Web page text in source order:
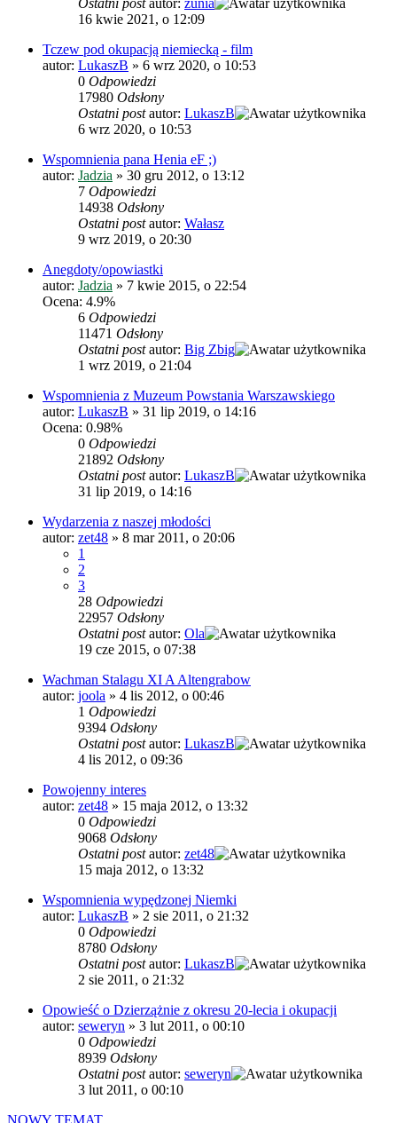
Ostatni postautor: zunia
16 kwie 2021, o 12:09
Tczew pod okupacją niemiecką - film
autor: LukaszB » 6 wrz 2020, o 10:53
0 Odpowiedzi
17980 Odsłony
Ostatni postautor: LukaszB
6 wrz 2020, o 10:53
Wspomnienia pana Henia eF ;)
autor: Jadzia » 30 gru 2012, o 13:12
7 Odpowiedzi
14938 Odsłony
Ostatni postautor: Wałasz
9 wrz 2019, o 20:30
Anegdoty/opowiastki
autor: Jadzia » 7 kwie 2015, o 22:54
Ocena: 4.9%
6 Odpowiedzi
11471 Odsłony
Ostatni postautor: Big Zbig
1 wrz 2019, o 21:04
Wspomnienia z Muzeum Powstania Warszawskiego
autor: LukaszB » 31 lip 2019, o 14:16
Ocena: 0.98%
0 Odpowiedzi
21892 Odsłony
Ostatni postautor: LukaszB
31 lip 2019, o 14:16
Wydarzenia z naszej młodości
autor: zet48 » 8 mar 2011, o 20:06
1
2
3
28 Odpowiedzi
22957 Odsłony
Ostatni postautor: Ola
19 cze 2015, o 07:38
Wachman Stalagu XI A Altengrabow
autor: joola » 4 lis 2012, o 00:46
1 Odpowiedzi
9394 Odsłony
Ostatni postautor: LukaszB
4 lis 2012, o 09:36
Powojenny interes
autor: zet48 » 15 maja 2012, o 13:32
0 Odpowiedzi
9068 Odsłony
Ostatni postautor: zet48
15 maja 2012, o 13:32
Wspomnienia wypędzonej Niemki
autor: LukaszB » 2 sie 2011, o 21:32
0 Odpowiedzi
8780 Odsłony
Ostatni postautor: LukaszB
2 sie 2011, o 21:32
Opowieść o Dzierzążnie z okresu 20-lecia i okupacji
autor: seweryn » 3 lut 2011, o 00:10
0 Odpowiedzi
8939 Odsłony
Ostatni postautor: seweryn
3 lut 2011, o 00:10